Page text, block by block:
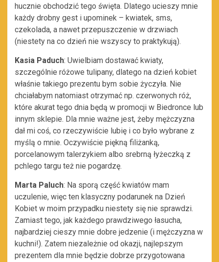
hucznie obchodzić tego święta. Dlatego ucieszy mnie
każdy drobny gest i upominek – kwiatek, sms,
czekolada, a nawet przepuszczenie w drzwiach
(niestety na co dzień nie wszyscy to praktykują).
Kasia Paduch: Uwielbiam dostawać kwiaty,
szczególnie różowe tulipany, dlatego na dzień kobiet
właśnie takiego prezentu bym sobie życzyła. Nie
chciałabym natomiast otrzymać np. czerwonych róż,
które akurat tego dnia będą w promocji w Biedronce lub
innym sklepie. Dla mnie ważne jest, żeby mężczyzna
dał mi coś, co rzeczywiście lubię i co było wybrane z
myślą o mnie. Oczywiście piękną filiżanką,
porcelanowym talerzykiem albo srebrną łyżeczką z
pchlego targu też nie pogardzę.
Marta Paluch: Na sporą część kwiatów mam
uczulenie, więc ten klasyczny podarunek na Dzień
Kobiet w moim przypadku niestety się nie sprawdzi.
Zamiast tego, jak każdego prawdziwego łasucha,
najbardziej cieszy mnie dobre jedzenie (i mężczyzna w
kuchni!). Zatem niezależnie od okazji, najlepszym
prezentem dla mnie będzie dobrze przygotowana